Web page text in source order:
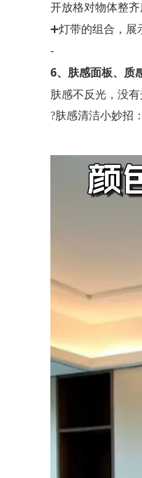
开放格对物体整
➕灯带的组合，展
-
6、
肤感面板、质
肤感不反光，没
?肤感清洁小妙招